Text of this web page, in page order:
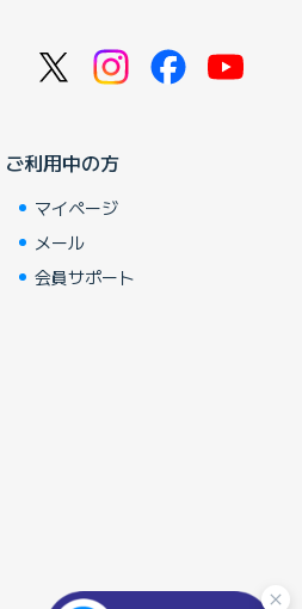
ご利用中の方
マイページ
メール
会員サポート